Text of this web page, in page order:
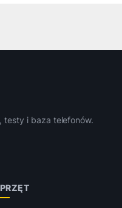
i baza telefonów.